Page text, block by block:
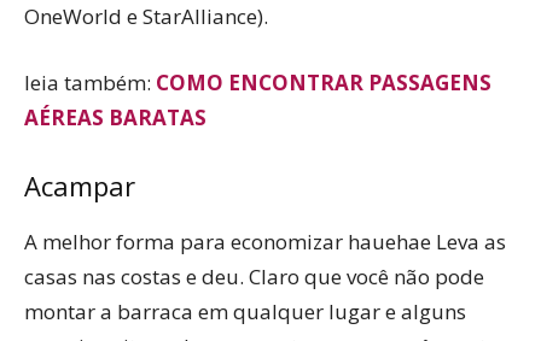
OneWorld e StarAlliance).
leia também: COMO ENCONTRAR PASSAGENS
AÉREAS BARATAS
Acampar
A melhor forma para economizar hauehae Leva as
casas nas costas e deu. Claro que você não pode
montar a barraca em qualquer lugar e alguns